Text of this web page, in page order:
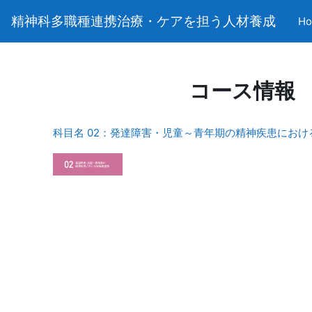
精神科多職種連携治療・ケアを担う人材養成
コース情報
科目名 02：発達障害・児童～青年期の精神疾患におけ